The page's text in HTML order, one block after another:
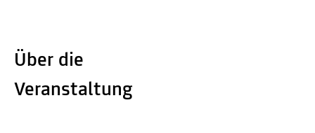
Über die
Veranstaltung